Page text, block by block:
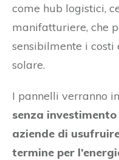
come hub logistici,
manifatturiere, che
sensibilmente i costi
solare.
I pannelli verranno
senza
aziende di
termine per